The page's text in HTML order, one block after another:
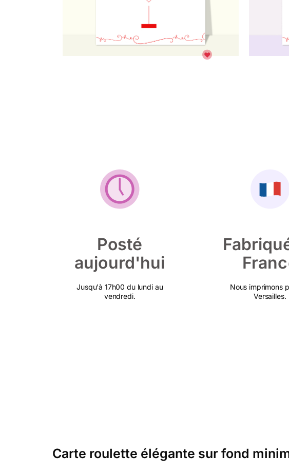
Posté
aujourd'hui
Jusqu'à 17h00 du lundi au
vendredi.
Nous imprimons
Versailles.
Carte roulette élégante sur fond